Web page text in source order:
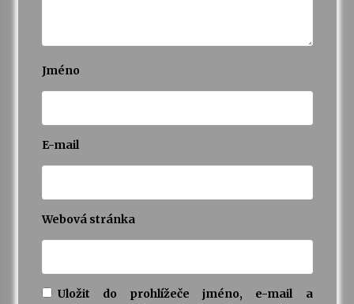
Jméno
E-mail
Webová stránka
Uložit do prohlížeče jméno, e-mail a